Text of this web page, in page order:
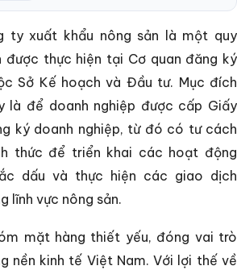
ty xuất khẩu nông sản là một quy
được thực hiện tại Cơ quan đăng ký
Sở Kế hoạch và Đầu tư. Mục đích
là để doanh nghiệp được cấp Giấy
ký doanh nghiệp, từ đó có tư cách
thức để triển khai các hoạt động
dấu và thực hiện các giao dịch
lĩnh vực nông sản.
mặt hàng thiết yếu, đóng vai trò
nền kinh tế Việt Nam. Với lợi thế về